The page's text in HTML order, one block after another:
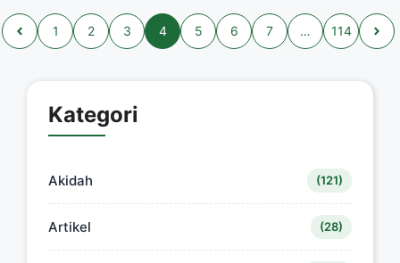
1 2 3 4 5 6 7 … 114
Kategori
Akidah (121)
Artikel (28)